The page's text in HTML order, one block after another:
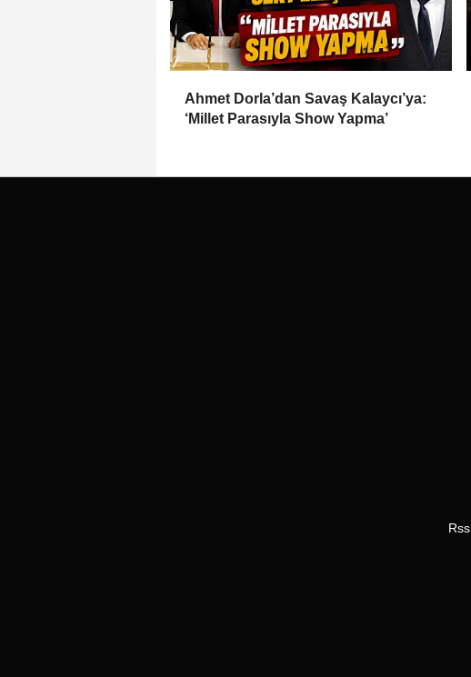
Ahmet Dorla’dan Savaş Kalaycı’ya:
‘Millet Parasıyla Show Yapma’
Rss